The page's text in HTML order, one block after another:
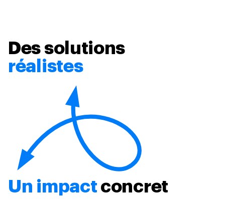
Des solutions
réalistes
Un impact concret